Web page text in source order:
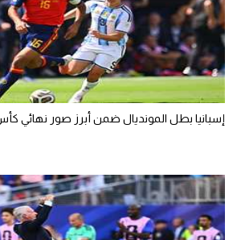
إسبانيا بطل المونديال ضمن أبرز صور نهائي كأس